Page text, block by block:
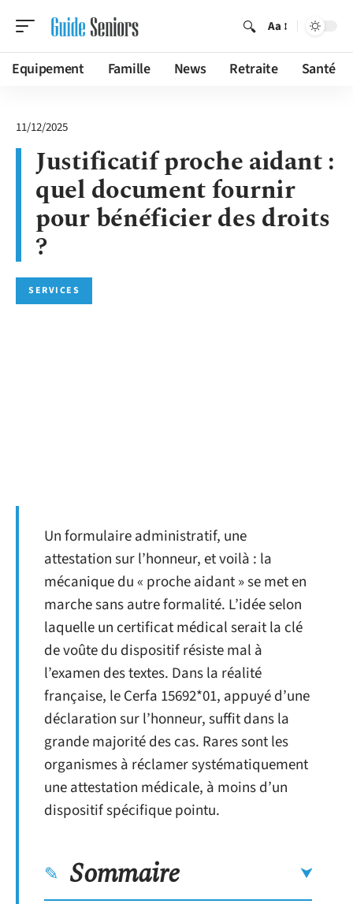
Aa
Equipement Famille News Retraite Santé
11/12/2025
Justificatif proche aidant :
quel document fournir
pour bénéficier des droits
?
SERVICES
Un formulaire administratif, une
attestation sur l’honneur, et voilà : la
mécanique du « proche aidant » se met en
marche sans autre formalité. L’idée selon
laquelle un certificat médical serait la clé
de voûte du dispositif résiste mal à
l’examen des textes. Dans la réalité
française, le Cerfa 15692*01, appuyé d’une
déclaration sur l’honneur, suffit dans la
grande majorité des cas. Rares sont les
organismes à réclamer systématiquement
une attestation médicale, à moins d’un
dispositif spécifique pointu.
Sommaire